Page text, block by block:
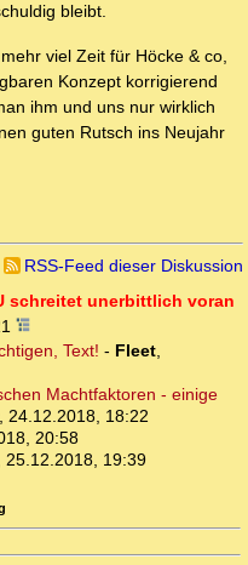
bleibt.
viel Zeit für Höcke & co,
Konzept korrigierend
ihm und uns nur wirklich
guten Rutsch ins Neujahr
RSS-Feed dieser Diskussion
schreitet unerbittlich voran
Text! - Fleet,
Machtfaktoren - einige
, 24.12.2018, 18:22
20:58
25.12.2018, 19:39